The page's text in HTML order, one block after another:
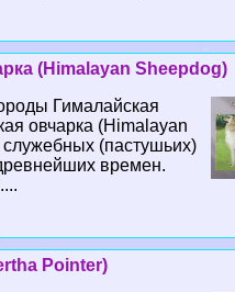
(Himalayan Sheepdog)
Гималайская
овчарка (Himalayan
(пастушьих)
времен.
Pointer)